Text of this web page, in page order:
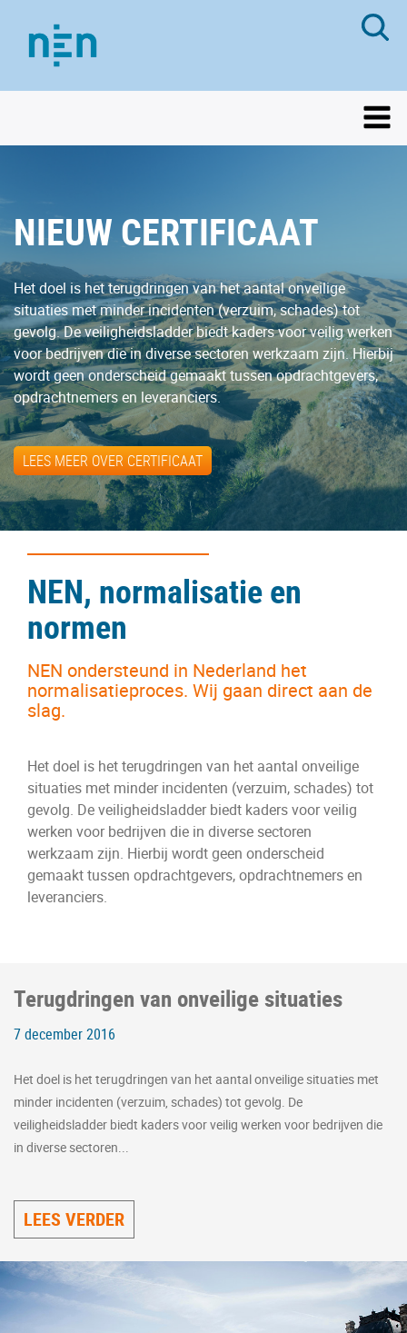
NIEUW CERTIFICAAT
Het doel is het terugdringen van het aantal onveilige
situaties met minder incidenten (verzuim, schades) tot
gevolg. De veiligheidsladder biedt kaders voor veilig werken
voor bedrijven die in diverse sectoren werkzaam zijn. Hierbij
wordt geen onderscheid gemaakt tussen opdrachtgevers,
opdrachtnemers en leveranciers.
LEES MEER OVER CERTIFICAAT
NEN, normalisatie en
normen
NEN ondersteund in Nederland het
normalisatieproces. Wij gaan direct aan de
slag.
Het doel is het terugdringen van het aantal onveilige
situaties met minder incidenten (verzuim, schades) tot
gevolg. De veiligheidsladder biedt kaders voor veilig
werken voor bedrijven die in diverse sectoren
werkzaam zijn. Hierbij wordt geen onderscheid
gemaakt tussen opdrachtgevers, opdrachtnemers en
leveranciers.
Terugdringen van onveilige situaties
7 december 2016
Het doel is het terugdringen van het aantal onveilige situaties met
minder incidenten (verzuim, schades) tot gevolg. De
veiligheidsladder biedt kaders voor veilig werken voor bedrijven die
in diverse sectoren...
LEES VERDER